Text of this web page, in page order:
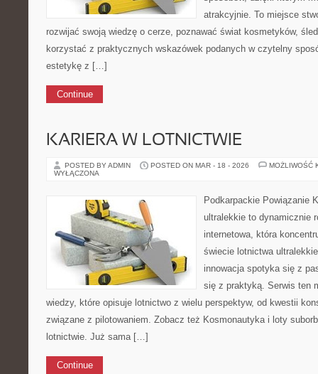
atrakcyjnie. To miejsce
rozwijać swoją wiedzę o cerze, poznawać świat kosmetyków,
korzystać z praktycznych wskazówek podanych w czytelny
estetykę z […]
Continue
KARIERA W LOTNICTWIE
POSTED BY ADMIN POSTED ON MAR - 18 - 2026
MOŻLIWOŚĆ
WYŁĄCZONA
Podkarpackie Powiązanie
ultralekkie to dynamicznie
internetowa, która
świecie lotnictwa
innowacja spotyka się z
się z praktyką. Serwis ten
wiedzy, które opisuje lotnictwo z wielu perspektyw, od kwestii
związane z pilotowaniem. Zobacz też Kosmonautyka i loty
lotnictwie. Już sama […]
Continue